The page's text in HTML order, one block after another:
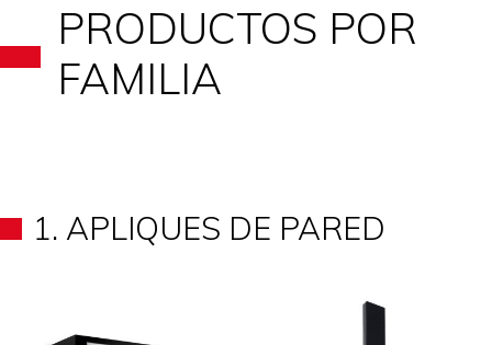
PRODUCTOS POR
FAMILIA
1. APLIQUES DE PARED